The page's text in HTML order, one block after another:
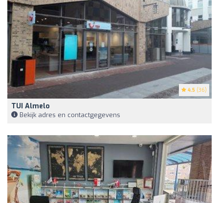
4.5 (36)
TUI Almelo
Bekijk adres en contactgegevens